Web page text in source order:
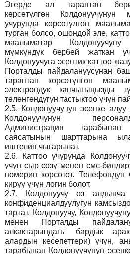
Эгерде ал тараптан
көрсөтүлгөн Колдонуучунун
учурунда көрсөтүлгөн
турган болсо, ошондой эле,
маалыматар Колдонуучуну
мүмкүндүк бербей жаткан
Колдонуучуга эсептик каттоо
Порталды пайдалануусунан
тараптан көрсөтүлгөн
электрондук капчыгыңызды
төлөнгөндүгүн тастыктоо үчүн
2.5. Колдонуучунун эсепке алуу
Колдонуучунун
Администрация тарабынан
саясатынын шарттарына
иштелип чыгарылат.
2.6.
Каттоо учурунда
үчүн сыр сөзү менен смс-
номерин көрсөтөт.
кирүү үчүн логин болот.
2.7.
Колдонуучу өз
конфиденциалдуулугун
тартат. Колдонуучу,
менен Порталды
алкактарындагы бардык
алардын кесепеттери) үчүн,
тарабынан Колдонуучунун